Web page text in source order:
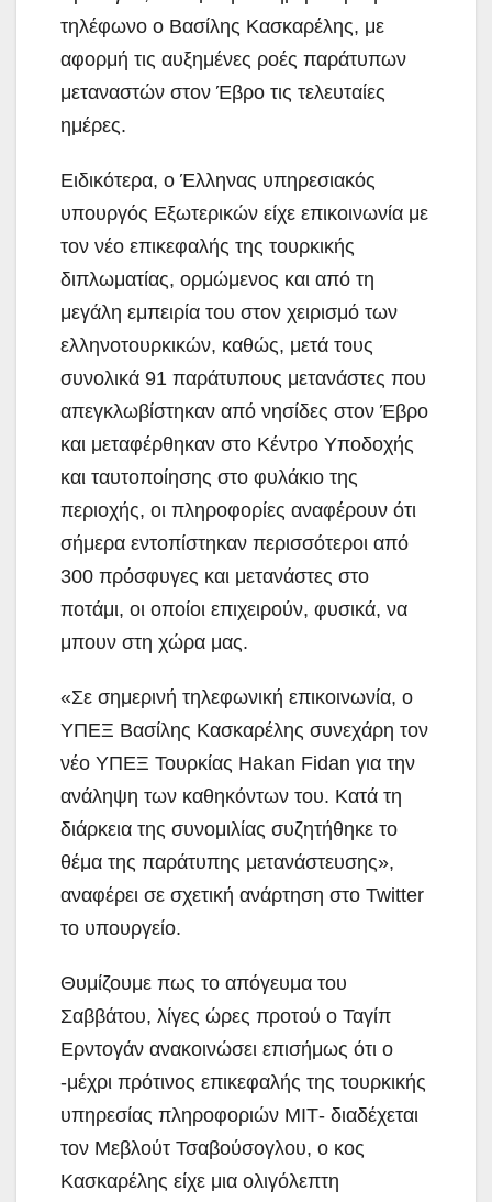
τηλέφωνο ο Βασίλης Κασκαρέλης, με
αφορμή τις αυξημένες ροές παράτυπων
μεταναστών στον Έβρο τις τελευταίες
ημέρες.
Ειδικότερα, ο Έλληνας υπηρεσιακός
υπουργός Εξωτερικών είχε επικοινωνία με
τον νέο επικεφαλής της τουρκικής
διπλωματίας, ορμώμενος και από τη
μεγάλη εμπειρία του στον χειρισμό των
ελληνοτουρκικών, καθώς, μετά τους
συνολικά 91 παράτυπους μετανάστες που
απεγκλωβίστηκαν από νησίδες στον Έβρο
και μεταφέρθηκαν στο Κέντρο Υποδοχής
και ταυτοποίησης στο φυλάκιο της
περιοχής, οι πληροφορίες αναφέρουν ότι
σήμερα εντοπίστηκαν περισσότεροι από
300 πρόσφυγες και μετανάστες στο
ποτάμι, οι οποίοι επιχειρούν, φυσικά, να
μπουν στη χώρα μας.
«Σε σημερινή τηλεφωνική επικοινωνία, ο
ΥΠΕΞ Βασίλης Κασκαρέλης συνεχάρη τον
νέο ΥΠΕΞ Τουρκίας Hakan Fidan για την
ανάληψη των καθηκόντων του. Κατά τη
διάρκεια της συνομιλίας συζητήθηκε το
θέμα της παράτυπης μετανάστευσης»,
αναφέρει σε σχετική ανάρτηση στο Twitter
το υπουργείο.
Θυμίζουμε πως το απόγευμα του
Σαββάτου, λίγες ώρες προτού ο Ταγίπ
Ερντογάν ανακοινώσει επισήμως ότι ο
-μέχρι πρότινος επικεφαλής της τουρκικής
υπηρεσίας πληροφοριών ΜΙΤ- διαδέχεται
τον Μεβλούτ Τσαβούσογλου, ο κος
Κασκαρέλης είχε μια ολιγόλεπτη